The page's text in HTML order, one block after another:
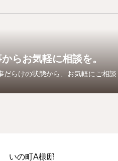
らお気軽に相談を。
だらけの状態から、お気軽にご相談
いの町A様邸